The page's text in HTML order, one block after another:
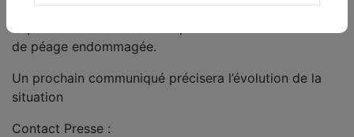
place. Un expert en contrôle des infrastructures a été
de péage endommagée.
Un prochain communiqué précisera l’évolution de la
situation
Contact Presse :